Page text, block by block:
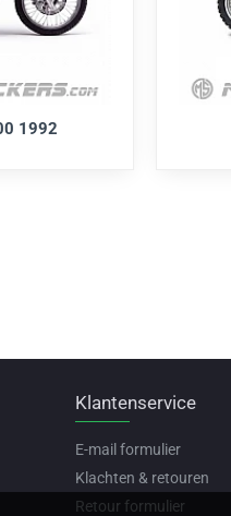
1992
Klantenservice
E-mail formulier
Klachten & retouren
Retour formulier